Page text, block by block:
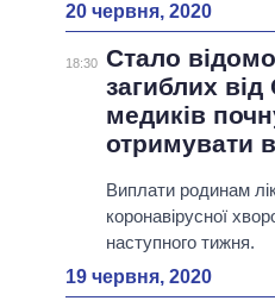
20 червня, 2020
18:30 Стало
загиблих від
медиків
отримувати
Виплати родинам
коронавірусної
наступного тижня.
19 червня, 2020